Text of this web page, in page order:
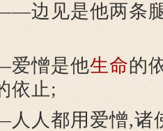
见是他两条
憎是他生命的
依止;
都用爱憎,诸